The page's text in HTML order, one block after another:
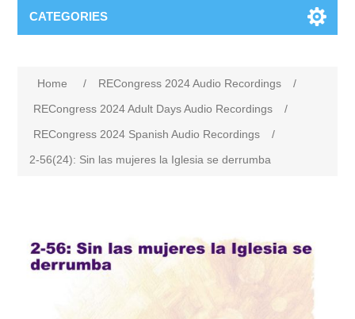
CATEGORIES
Home / RECongress 2024 Audio Recordings
/
RECongress 2024 Adult Days Audio Recordings
/
RECongress 2024 Spanish Audio Recordings
/
2-56(24): Sin las mujeres la Iglesia se derrumba